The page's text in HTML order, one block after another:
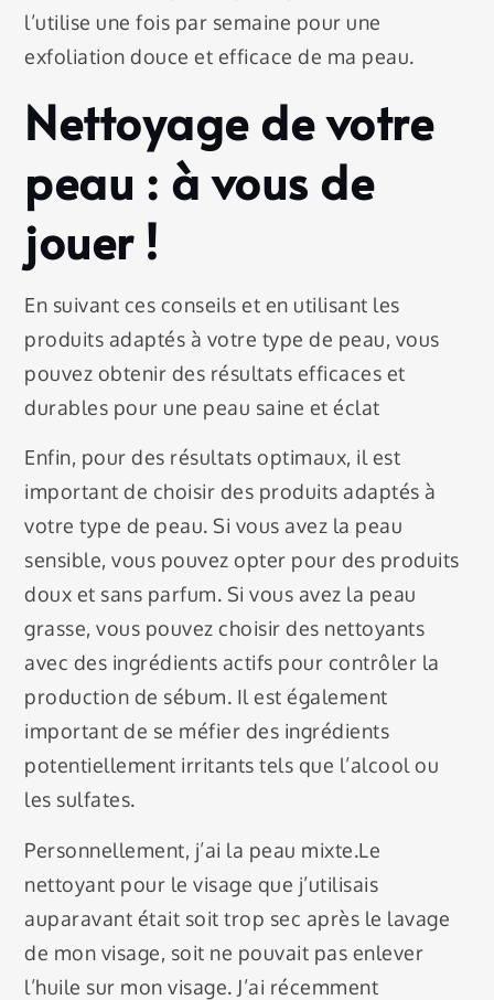
l’utilise une fois par semaine pour une
exfoliation douce et efficace de ma peau.
Nettoyage de votre
peau : à vous de
jouer !
En suivant ces conseils et en utilisant les
produits adaptés à votre type de peau, vous
pouvez obtenir des résultats efficaces et
durables pour une peau saine et éclat
Enfin, pour des résultats optimaux, il est
important de choisir des produits adaptés à
votre type de peau. Si vous avez la peau
sensible, vous pouvez opter pour des produits
doux et sans parfum. Si vous avez la peau
grasse, vous pouvez choisir des nettoyants
avec des ingrédients actifs pour contrôler la
production de sébum. Il est également
important de se méfier des ingrédients
potentiellement irritants tels que l’alcool ou
les sulfates.
Personnellement, j’ai la peau mixte.Le
nettoyant pour le visage que j’utilisais
auparavant était soit trop sec après le lavage
de mon visage, soit ne pouvait pas enlever
l’huile sur mon visage. J’ai récemment